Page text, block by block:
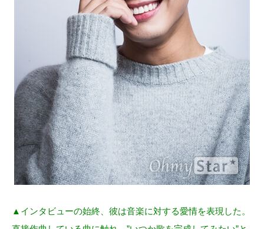
▲インタビューの始終、彼は音楽に対する愛情を表現した。